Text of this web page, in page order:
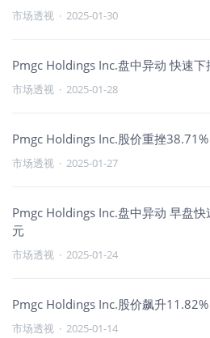
市场透视 · 2025-01-30
Pmgc Holdings Inc.盘中异动 快速
市场透视 · 2025-01-28
Pmgc Holdings Inc.股价重挫
市场透视 · 2025-01-27
Pmgc Holdings Inc.盘中异动 早盘
元
市场透视 · 2025-01-24
Pmgc Holdings Inc.股价飙升
市场透视 · 2025-01-14